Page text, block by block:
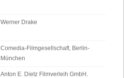
Werner Drake
Comedia-Filmgesellschaft, Berlin-
München
Anton E. Dietz Filmverleih GmbH.